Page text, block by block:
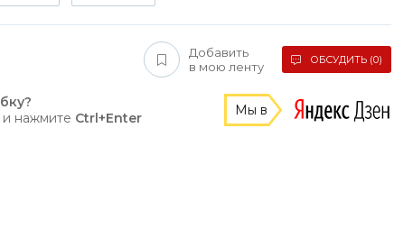
Добавить
в мою ленту
ОБСУДИТЬ (0)
бку?
и нажмите Ctrl+Enter Мы в